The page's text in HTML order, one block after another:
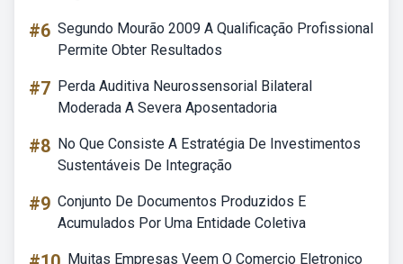
#6 Segundo Mourão 2009 A Qualificação Profissional
Permite Obter Resultados
#7 Perda Auditiva Neurossensorial Bilateral
Moderada A Severa Aposentadoria
#8 No Que Consiste A Estratégia De Investimentos
Sustentáveis De Integração
#9 Conjunto De Documentos Produzidos E
Acumulados Por Uma Entidade Coletiva
Muitas Empresas Veem O Comercio Eletronico